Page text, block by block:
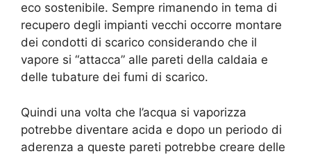
eco sostenibile. Sempre rimanendo in tema di
recupero degli impianti vecchi occorre montare
dei condotti di scarico considerando che il
vapore si “attacca” alle pareti della caldaia e
delle tubature dei fumi di scarico.
Quindi una volta che l’acqua si vaporizza
potrebbe diventare acida e dopo un periodo di
aderenza a queste pareti potrebbe creare delle